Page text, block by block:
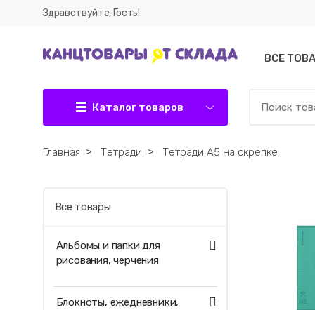
Здравствуйте, Гость!
Каталог товаров
ВСЕ
Главная ˃ Тетради ˃ Тетради А5 на скрепке
Все товары
Альбомы и папки для
рисования, черчения
Блокноты, ежедневники,